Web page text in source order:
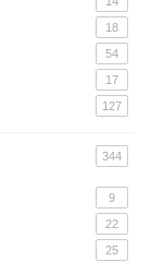
18
54
17
127
344
9
22
25